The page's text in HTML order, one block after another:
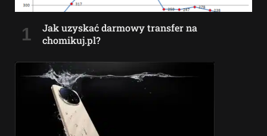
Jak uzyskać darmowy transfer na
chomikuj.pl?